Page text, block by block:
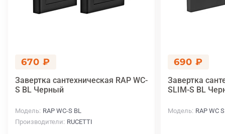
670 ₽
Завертка сантехническая RAP WC-
S BL Черный
Модель RAP WC-S BL
Производители RUCETTI
690 ₽
Завертка
SLIM-S BL
Модель RAP WC